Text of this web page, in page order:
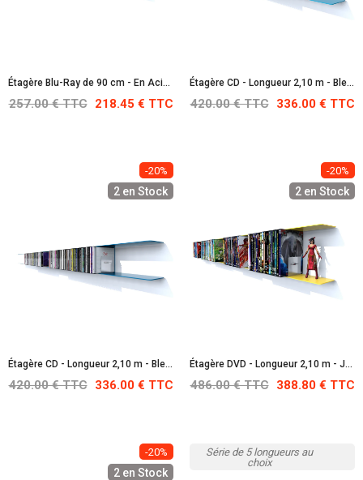
Étagère Blu-Ray de 90 cm - En Acier Inoxydable
257.00 € TTC 218.45 € TTC
Étagère CD - Longueur 2,10 m - Bleu clair : RAL 5012
420.00 € TTC 336.00 € TTC
-20%
2 en Stock
Étagère CD - Longueur 2,10 m - Bleue : RAL 5017
420.00 € TTC 336.00 € TTC
-20%
2 en Stock
Étagère DVD - Longueur 2,10 m - Jaune : RAL 1016
486.00 € TTC 388.80 € TTC
-20%
2 en Stock
Série de 5 longueurs au
choix